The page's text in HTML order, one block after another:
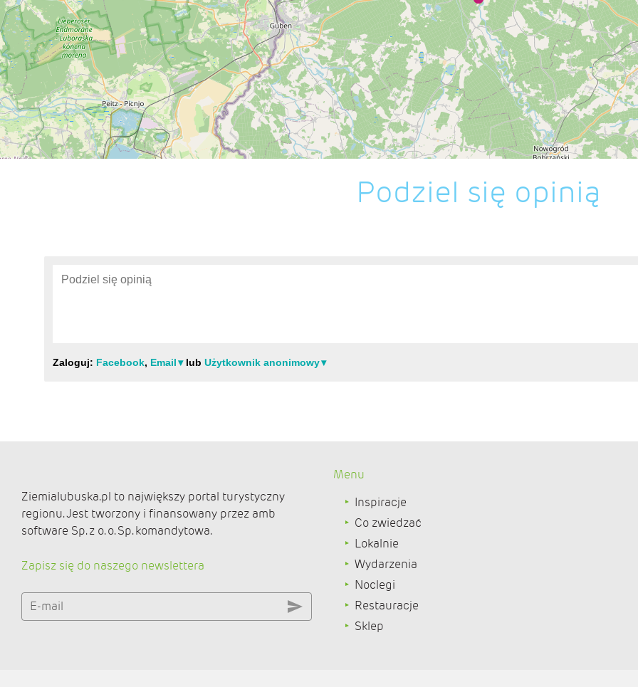
Podziel się opinią
regionu. Jest tworzony i finansowany przez amb
Zapisz się do naszego newslettera
Menu
Inspiracje
Co zwiedzać
Lokalnie
Wydarzenia
Noclegi
Restauracje
Sklep